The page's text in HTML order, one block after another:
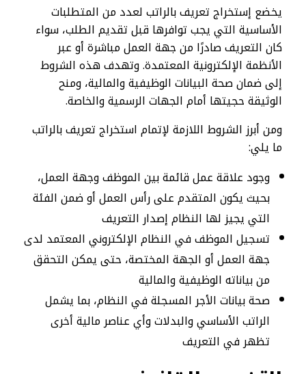
يخضع إستخراج تعريف بالراتب لعدد من المتطلبات
الأساسية التي يجب توافرها قبل تقديم الطلب، سواء
كان التعريف صادرًا من جهة العمل مباشرة أو عبر
الأنظمة الإلكترونية المعتمدة. وتهدف هذه الشروط
إلى ضمان صحة البيانات الوظيفية والمالية، ومنح
الوثيقة حجيتها أمام الجهات الرسمية والخاصة.
ومن أبرز الشروط اللازمة لإتمام استخراج تعريف بالراتب
ما يلي:
وجود علاقة عمل قائمة بين الموظف وجهة العمل،
بحيث يكون المتقدم على رأس العمل أو ضمن الفئة
التي يجيز لها النظام إصدار التعريف
تسجيل الموظف في النظام الإلكتروني المعتمد لدى
جهة العمل أو الجهة المختصة، حتى يمكن التحقق
من بياناته الوظيفية والمالية
صحة بيانات الأجر المسجلة في النظام، بما يشمل
الراتب الأساسي والبدلات وأي عناصر مالية أخرى
تظهر في التعريف